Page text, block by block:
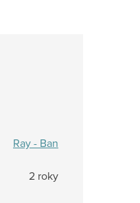
Ray - Ban
2 roky